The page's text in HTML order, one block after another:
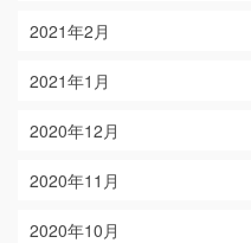
2021年2月
2021年1月
2020年12月
2020年11月
2020年10月